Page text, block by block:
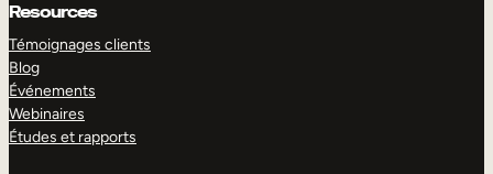
Resources
Témoignages clients
Blog
Événements
Webinaires
Études et rapports